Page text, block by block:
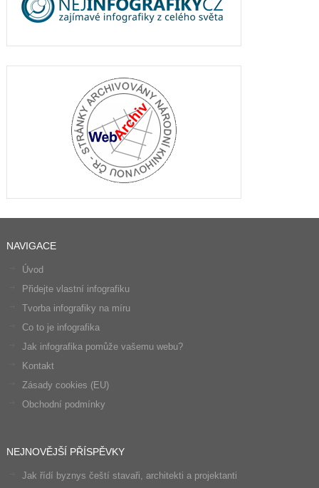
NAVIGACE
Úvod
Přidejte vlastní infografiku
Tvorba infografiky na míru
Co to je infografika
Jak infografika pomůže vašemu webu?
Kontakt
Zásady cookies (EU)
Obchodní podmínky
NEJNOVĚJŠÍ PŘÍSPĚVKY
Jak řídí byznys čeští stavaři, architekti a projektanti